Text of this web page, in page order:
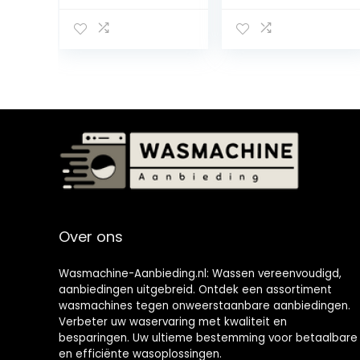
kg, AquaStop,
motor,
trommel,
kinderbeveiligin
g,
trommelreinigin
Over ons
Wasmachine-Aanbieding.nl: Wassen vereenvoudigd,
aanbiedingen uitgebreid. Ontdek een assortiment
wasmachines tegen onweerstaanbare aanbiedingen.
Verbeter uw waservaring met kwaliteit en
besparingen. Uw ultieme bestemming voor betaalbare
en efficiënte wasoplossingen.